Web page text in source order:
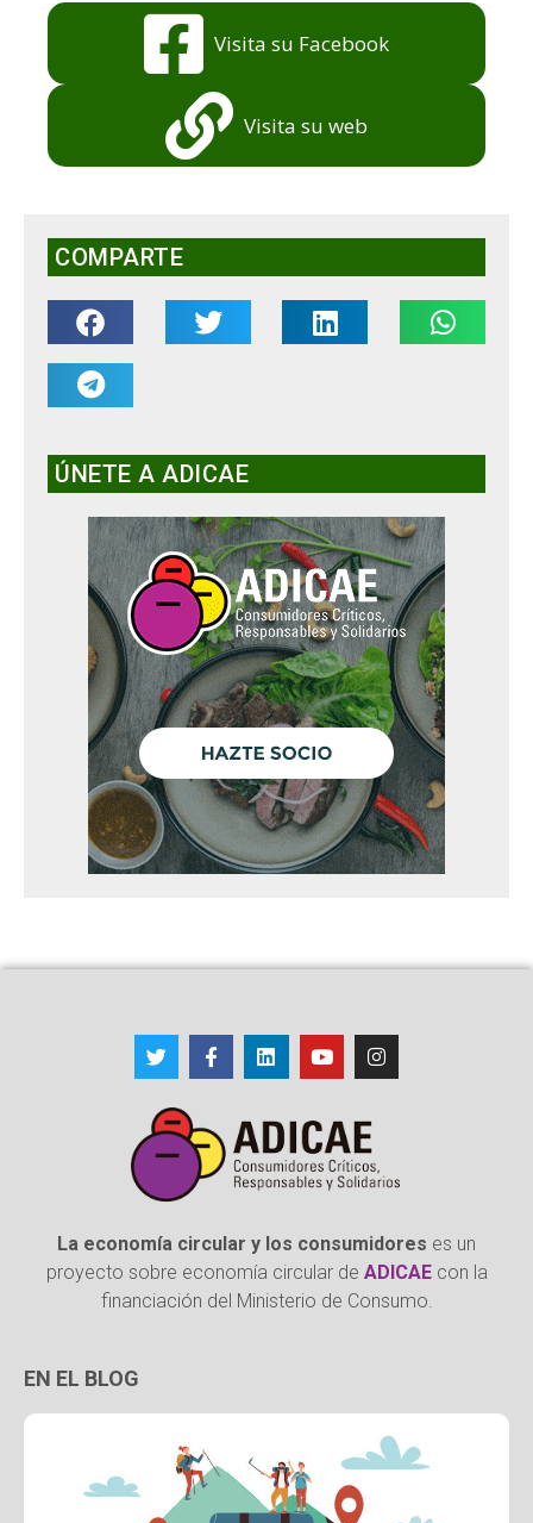
Visita su Facebook
Visita su web
COMPARTE
ÚNETE A ADICAE
La economía circular y los consumidores es un
proyecto sobre economía circular de ADICAEcon la
financiación del Ministerio de Consumo.
EN EL BLOG